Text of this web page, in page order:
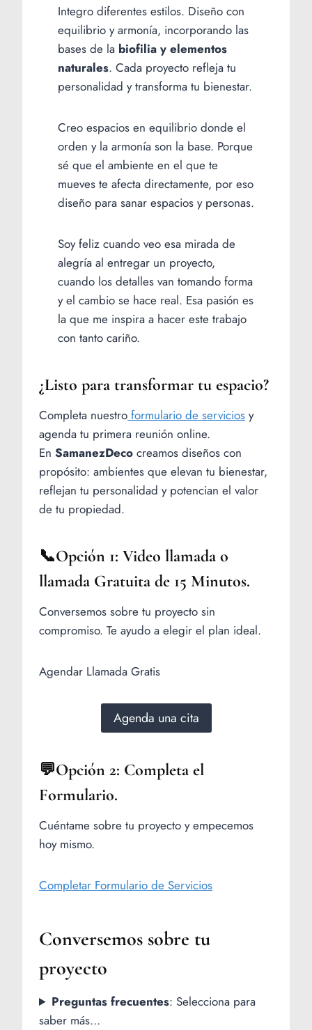
Integro diferentes estilos. Diseño con
equilibrio y armonía, incorporando las
bases de la biofilia y elementos
naturales. Cada proyecto refleja tu
personalidad y transforma tu bienestar.
Creo espacios en equilibrio donde el
orden y la armonía son la base. Porque
sé que el ambiente en el que te
mueves te afecta directamente, por eso
diseño para sanar espacios y personas.
Soy feliz cuando veo esa mirada de
alegría al entregar un proyecto,
cuando los detalles van tomando forma
y el cambio se hace real. Esa pasión es
la que me inspira a hacer este trabajo
con tanto cariño.
¿Listo para transformar tu espacio?
Completa nuestro formulario de servicios y
agenda tu primera reunión online.
En SamanezDeco creamos diseños con
propósito: ambientes que elevan tu bienestar,
reflejan tu personalidad y potencian el valor
de tu propiedad.
📞Opción 1: Video llamada o
llamada Gratuita de 15 Minutos.
Conversemos sobre tu proyecto sin
compromiso. Te ayudo a elegir el plan ideal.
Agendar Llamada Gratis
Agenda una cita
💬Opción 2: Completa el
Formulario.
Cuéntame sobre tu proyecto y empecemos
hoy mismo.
Completar Formulario de Servicios
Conversemos sobre tu
proyecto
Preguntas frecuentes: Selecciona para
saber más…